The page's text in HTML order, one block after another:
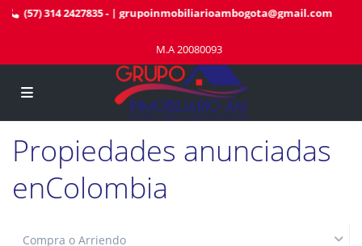
(57) 314 2427835- |grupoinmobiliarioambogota@gmail.com
M.A 20080093
Propiedades anunciadas
enColombia
Compra o Arriendo